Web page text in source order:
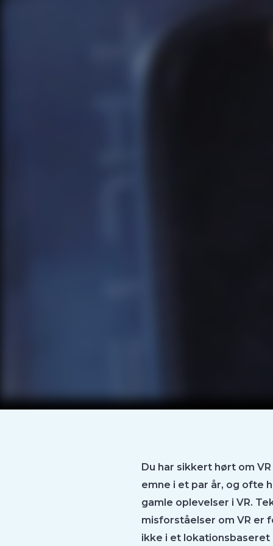
Du har sikkert hørt om
emne i et par år, og ofte
gamle oplevelser i VR.
misforståelser om VR er
ikke i et lokationsbaseret